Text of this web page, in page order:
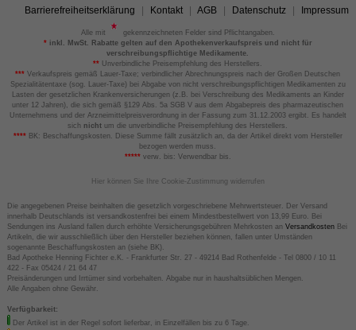
Barrierefreiheitserklärung Kontakt AGB Datenschutz Impressum
Alle mit
gekennzeichneten Felder sind Pflichtangaben.
*inkl. MwSt. Rabatte gelten auf den Apothekenverkaufspreis und nicht für
verschreibungspflichtige Medikamente.
** Unverbindliche Preisempfehlung des Herstellers.
*** Verkaufspreis gemäß Lauer-Taxe; verbindlicher Abrechnungspreis nach der Großen Deutschen
Spezialitätentaxe (sog. Lauer-Taxe) bei Abgabe von nicht verschreibungspflichtigen Medikamenten zu
Lasten der gesetzlichen Krankenversicherungen (z.B. bei Verschreibung des Medikaments an Kinder
unter 12 Jahren), die sich gemäß §129 Abs. 5a SGB V aus dem Abgabepreis des pharmazeutischen
Unternehmens und der Arzneimittelpreisverordnung in der Fassung zum 31.12.2003 ergibt. Es handelt
sich nicht um die unverbindliche Preisempfehlung des Herstellers.
****BK: Beschaffungskosten. Diese Summe fällt zusätzlich an, da der Artikel direkt vom Hersteller
bezogen werden muss.
*****verw. bis: Verwendbar bis.
Hier können Sie Ihre Cookie-Zustimmung widerrufen
Die angegebenen Preise beinhalten die gesetzlich vorgeschriebene Mehrwertsteuer. Der Versand
innerhalb Deutschlands ist versandkostenfrei bei einem Mindestbestellwert von 13,99 Euro. Bei
Sendungen ins Ausland fallen durch erhöhte Versicherungsgebühren Mehrkosten an VersandkostenBei
Artikeln, die wir ausschließlich über den Hersteller beziehen können, fallen unter Umständen
sogenannte Beschaffungskosten an (siehe BK).
Bad Apotheke Henning Fichter e.K. - Frankfurter Str. 27 - 49214 Bad Rothenfelde - Tel 0800 / 10 11
422 - Fax 05424 / 21 64 47
Preisänderungen und Irrtümer sind vorbehalten. Abgabe nur in haushaltsüblichen Mengen.
Alle Angaben ohne Gewähr.
Verfügbarkeit:
Der Artikel ist in der Regel sofort lieferbar, in Einzelfällen bis zu 6 Tage.